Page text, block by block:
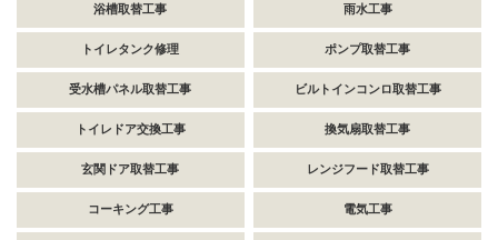
浴槽取替工事 雨水工事
トイレタンク修理 ポンプ取替工事
受水槽パネル取替工事 ビルトインコンロ取替工事
トイレドア交換工事 換気扇取替工事
玄関ドア取替工事 レンジフード取替工事
コーキング工事 電気工事